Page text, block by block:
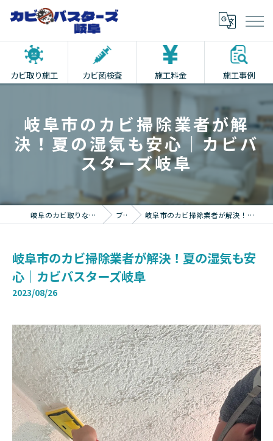
カビ取り施工 カビ菌検査 施工料金 施工事例
岐阜市のカビ掃除業者が解
決！夏の湿気も安心｜カビバ
スターズ岐阜
岐阜のカビ取りならカビバスターズ岐阜 ブログ 岐阜市のカビ掃除業者が解決！夏の湿気も安心｜カビバスターズ岐阜
岐阜市のカビ掃除業者が解決！夏の湿気も安
心｜カビバスターズ岐阜
2023/08/26